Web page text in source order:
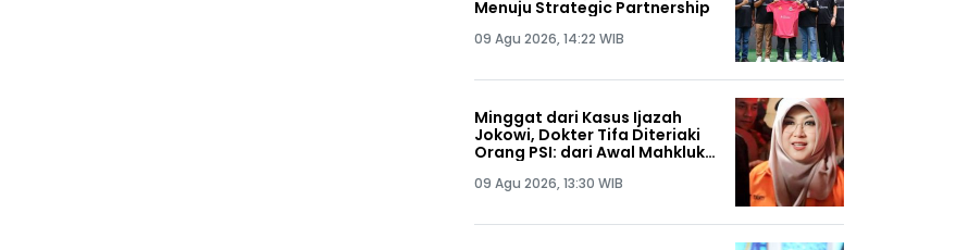
Menuju Strategic Partnership
09 Agu 2026, 14:22 WIB
Minggat dari Kasus Ijazah
Jokowi, Dokter Tifa Diteriaki
Orang PSI: dari Awal Mahkluk
09 Agu 2026, 13:30 WIB